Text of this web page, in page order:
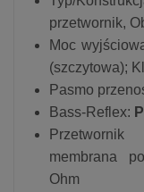
przetwornik,
Moc
(szczytowa);
Pasmo
Bass-Reflex:
Przetwornik
membrana
Ohm